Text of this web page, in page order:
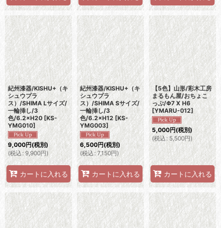
紀州漆器/KISHU+（キ
シュウプラ
ス）/SHIMA Lサイズ/
一輪挿し/3
色/6.2×H20 [KS-
YMG010]
9,000円(税別)
(税込: 9,900円)
カートに入れる
紀州漆器/KISHU+（キ
シュウプラ
ス）/SHIMA Sサイズ/
一輪挿し/3
色/6.2×H12 [KS-
YMG003]
6,500円(税別)
(税込: 7,150円)
カートに入れる
【5色】山形/彩木工房
まるもん屋/おちょこ
っぷ/Φ7 X H6
[YMARU-012]
5,000円(税別)
(税込: 5,500円)
カートに入れる